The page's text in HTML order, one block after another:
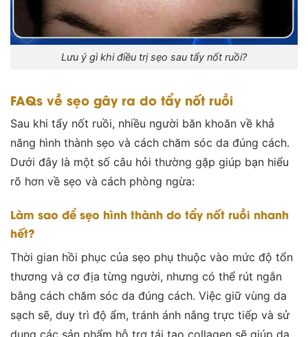
Lưu ý gì khi điều trị sẹo sau tẩy nốt ruồi?
FAQs về sẹo gây ra do tẩy nốt ruồi
Sau khi tẩy nốt ruồi, nhiều người băn khoăn về khả
năng hình thành sẹo và cách chăm sóc da đúng cách.
Dưới đây là một số câu hỏi thường gặp giúp bạn hiểu
rõ hơn về sẹo và cách phòng ngừa:
Làm sao để sẹo hình thành do tẩy nốt ruồi nhanh
hết?
Thời gian hồi phục của sẹo phụ thuộc vào mức độ tổn
thương và cơ địa từng người, nhưng có thể rút ngắn
bằng cách chăm sóc da đúng cách. Việc giữ vùng da
sạch sẽ, duy trì độ ẩm, tránh ánh nắng trực tiếp và sử